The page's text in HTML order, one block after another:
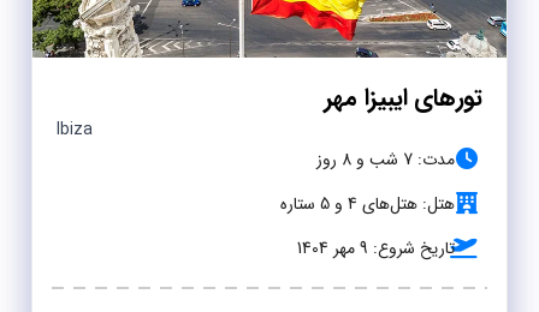
تورهای ایبیزا مهر
Ibiza
مدت: 7 شب و 8 روز
هتل: هتل‌های 4 و 5 ستاره
تاریخ شروع: 9 مهر 1404